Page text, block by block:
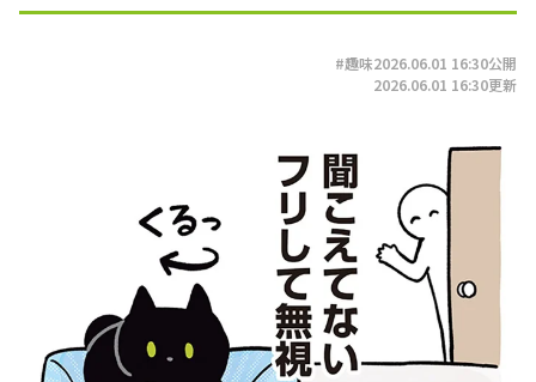
#趣味2026.06.01 16:30公開
2026.06.01 16:30更新